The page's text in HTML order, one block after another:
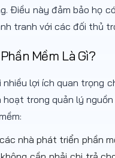
Điều này đảm bảo họ
tranh với các đối thủ
Mềm Là Gì?
nhiều lợi ích quan trọng
trong quản lý
nhà phát triển phần